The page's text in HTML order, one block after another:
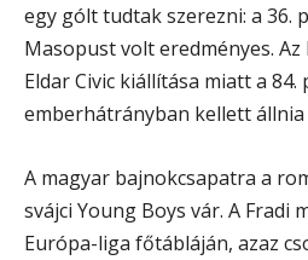
egy gólt tudtak szerezni: a 36.
Masopust volt eredményes. Az
Eldar Civic kiállítása miatt a 84.
emberhátrányban kellett állnia
A magyar bajnokcsapatra a
svájci Young Boys vár. A Fradi
Európa-liga főtábláján, azaz